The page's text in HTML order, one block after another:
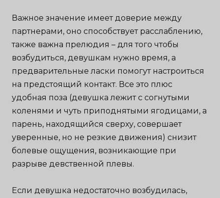
Важное значение имеет доверие между
партнерами, оно способствует расслаблению,
также важна прелюдия – для того чтобы
возбудиться, девушкам нужно время, а
предварительные ласки помогут настроиться
на предстоящий контакт. Все это плюс
удобная поза (девушка лежит с согнутыми
коленями и чуть приподнятыми ягодицами, а
парень, находящийся сверху, совершает
уверенные, но не резкие движения) снизит
болевые ощущения, возникающие при
разрыве девственной плевы.
Если девушка недостаточно возбудилась,